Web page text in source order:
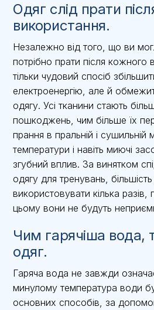
Одяг слід прати
використання.
Незалежно від того, що ви
потрібно прати після кожного
тільки чудовий спосіб
електроенергію, але й
одягу. Усі тканини стають
пошкоджень, чим більше їх
прання в пральній і сушильній
температури і навіть миючі
згубний вплив. За винятком
одягу для тренувань,
використовувати кілька
цьому вони не будуть
Чим гарячіша вода,
одяг.
Гаряча вода не завжди
минулому температура води
основних способів, за